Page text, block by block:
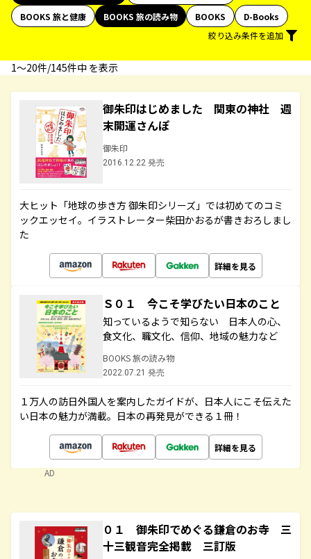
BOOKS 旅と健康
BOOKS 旅の読み物 BOOKS
D-Books
絞り込み条件を追加
1〜20件/145件中 を表示
御朱印はじめました 関東の神社 週
末開運さんぽ
御朱印
2016.12.22 発売
大ヒット「地球の歩き方 御朱印シリーズ」では初めてのコミ
ックエッセイ。イラストレーター柴田かおるが書きおろしまし
た
詳細を見る
Ｓ０１ 今こそ学びたい日本のこと
知っているようで知らない 日本人の心、
食文化、職文化、信仰、地域の魅力など
BOOKS 旅の読み物
2022.07.21 発売
１万人の訪日外国人を案内したガイドが、日本人にこそ伝えた
い日本の魅力が満載。日本の再発見ができる１冊！
詳細を見る
AD
０１ 御朱印でめぐる鎌倉のお寺 三
十三観音完全掲載 三訂版